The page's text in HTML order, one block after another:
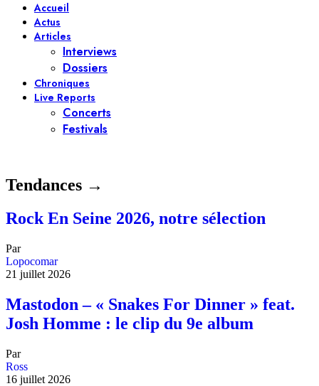
Accueil
Actus
Articles
Interviews
Dossiers
Chroniques
Live Reports
Concerts
Festivals
Tendances →
Rock En Seine 2026, notre sélection
Par
Lopocomar
21 juillet 2026
Mastodon – « Snakes For Dinner » feat.
Josh Homme : le clip du 9e album
Par
Ross
16 juillet 2026